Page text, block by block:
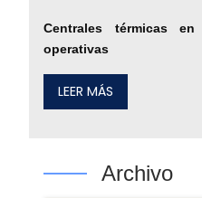
Centrales térmicas
operativas
LEER MÁS
Archivo